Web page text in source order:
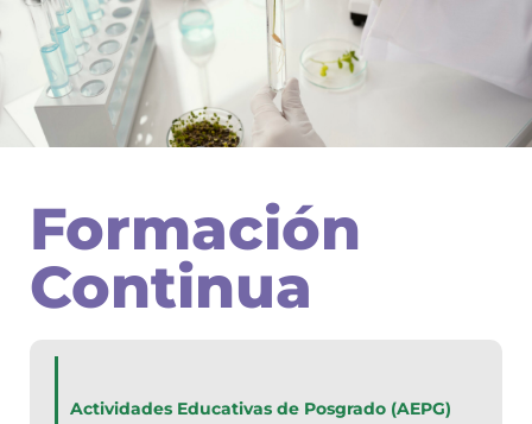
TECNOLOGÍA E HIGIENE
DE LOS ALIMENTOS
Formación
Continua
Actividades Educativas de Posgrado (AEPG)